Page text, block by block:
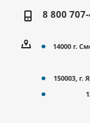
8 800
14000 г.
150003, г.